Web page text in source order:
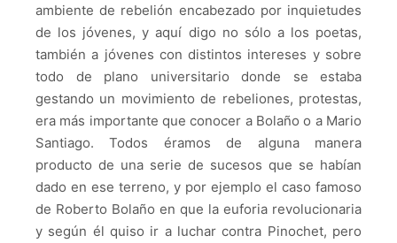
ambiente de rebelión encabezado por inquietudes
de los jóvenes, y aquí digo no sólo a los poetas,
también a jóvenes con distintos intereses y sobre
todo de plano universitario donde se estaba
gestando un movimiento de rebeliones, protestas,
era más importante que conocer a Bolaño o a Mario
Santiago. Todos éramos de alguna manera
producto de una serie de sucesos que se habían
dado en ese terreno, y por ejemplo el caso famoso
de Roberto Bolaño en que la euforia revolucionaria
y según él quiso ir a luchar contra Pinochet, pero